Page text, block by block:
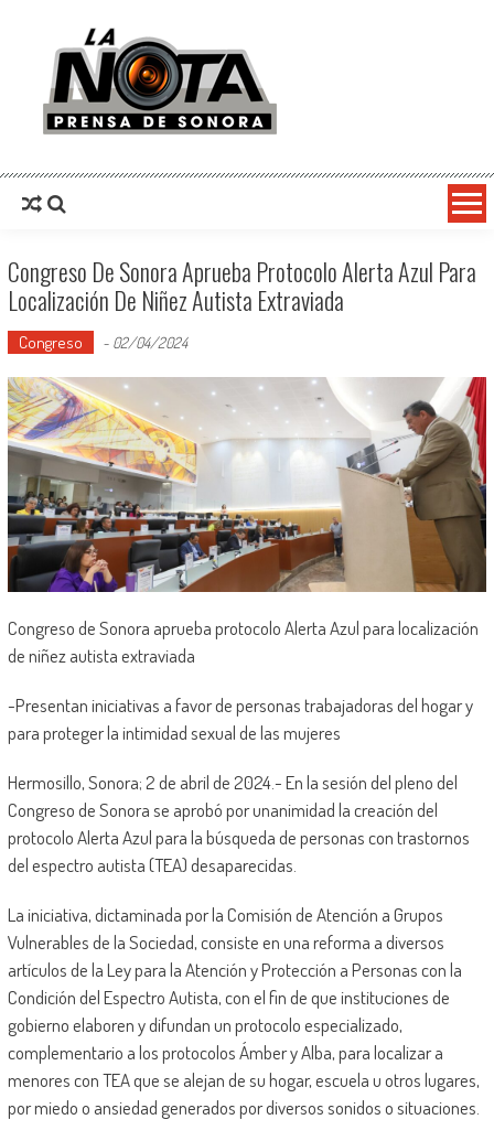
La Nota Prensa De Sonora
Congreso De Sonora Aprueba Protocolo Alerta Azul Para
Localización De Niñez Autista Extraviada
Congreso - 02/04/2024
Congreso de Sonora aprueba protocolo Alerta Azul para localización
de niñez autista extraviada
-Presentan iniciativas a favor de personas trabajadoras del hogar y
para proteger la intimidad sexual de las mujeres
Hermosillo, Sonora; 2 de abril de 2024.- En la sesión del pleno del
Congreso de Sonora se aprobó por unanimidad la creación del
protocolo Alerta Azul para la búsqueda de personas con trastornos
del espectro autista (TEA) desaparecidas.
La iniciativa, dictaminada por la Comisión de Atención a Grupos
Vulnerables de la Sociedad, consiste en una reforma a diversos
artículos de la Ley para la Atención y Protección a Personas con la
Condición del Espectro Autista, con el fin de que instituciones de
gobierno elaboren y difundan un protocolo especializado,
complementario a los protocolos Ámber y Alba, para localizar a
menores con TEA que se alejan de su hogar, escuela u otros lugares,
por miedo o ansiedad generados por diversos sonidos o situaciones.